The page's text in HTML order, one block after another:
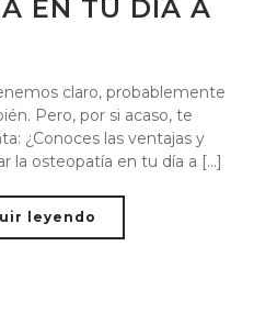
EN TU DÍA A
claro, probablemente
Pero, por si acaso, te
¿Conoces las ventajas y
la osteopatía en tu día a [...]
leyendo